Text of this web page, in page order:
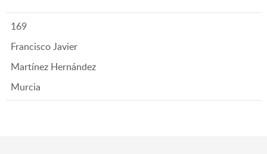
169
Francisco Javier
Martínez Hernández
Murcia